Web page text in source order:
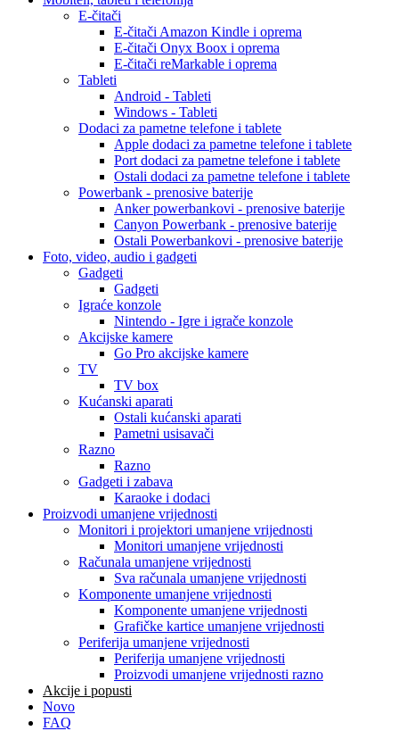
E-čitači
E-čitači Amazon Kindle i oprema
E-čitači Onyx Boox i oprema
E-čitači reMarkable i oprema
Tableti
Android - Tableti
Windows - Tableti
Dodaci za pametne telefone i tablete
Apple dodaci za pametne telefone i tablete
Port dodaci za pametne telefone i tablete
Ostali dodaci za pametne telefone i tablete
Powerbank - prenosive baterije
Anker powerbankovi - prenosive baterije
Canyon Powerbank - prenosive baterije
Ostali Powerbankovi - prenosive baterije
Foto, video, audio i gadgeti
Gadgeti
Gadgeti
Igraće konzole
Nintendo - Igre i igrače konzole
Akcijske kamere
Go Pro akcijske kamere
TV
TV box
Kućanski aparati
Ostali kućanski aparati
Pametni usisavači
Razno
Razno
Gadgeti i zabava
Karaoke i dodaci
Proizvodi umanjene vrijednosti
Monitori i projektori umanjene vrijednosti
Monitori umanjene vrijednosti
Računala umanjene vrijednosti
Sva računala umanjene vrijednosti
Komponente umanjene vrijednosti
Komponente umanjene vrijednosti
Grafičke kartice umanjene vrijednosti
Periferija umanjene vrijednosti
Periferija umanjene vrijednosti
Proizvodi umanjene vrijednosti razno
Akcije i popusti
Novo
FAQ